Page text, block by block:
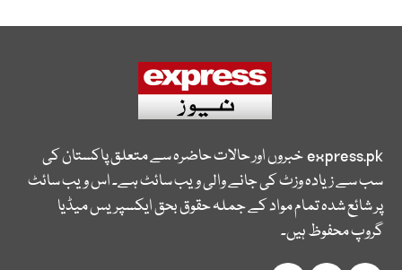
express.pkخبروں اور حالات حاضرہ سے متعلق پاکستان کی
سب سے زیادہ وزٹ کی جانے والی ویب سائٹ ہے۔ اس ویب سائٹ
پر شائع شدہ تمام مواد کے جملہ حقوق بحق ایکسپریس میڈیا
گروپ محفوظ ہیں۔